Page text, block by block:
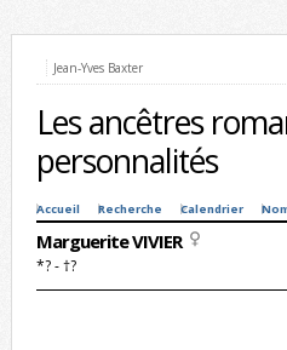
Jean-Yves Baxter
Les ancêtres
personnalités
Accueil Recherche Calendrier
Marguerite VIVIER
*? - †?